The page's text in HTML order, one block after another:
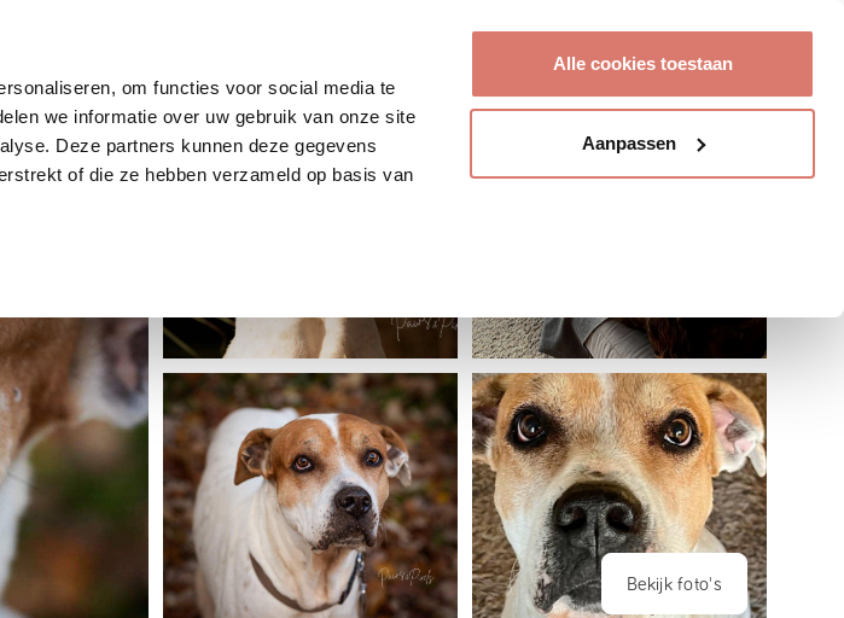
om functies voor social media te
we informatie over uw gebruik van onze site
Deze partners kunnen deze gegevens
of die ze hebben verzameld op basis van
Alle cookies toestaan
Aanpassen
Bekijk foto's